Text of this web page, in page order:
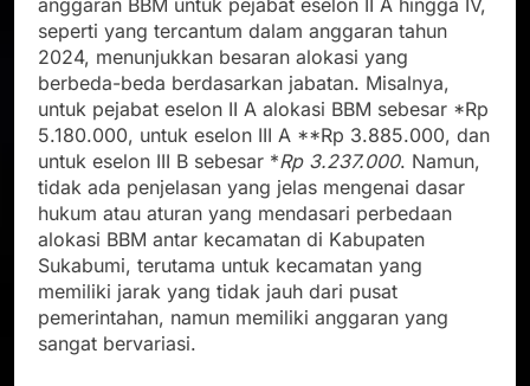
seperti yang tercantum dalam anggaran tahun
2024, menunjukkan besaran alokasi yang
berbeda-beda berdasarkan jabatan. Misalnya,
untuk pejabat eselon II A alokasi BBM sebesar *Rp
5.180.000, untuk eselon III A **Rp 3.885.000, dan
untuk eselon III B sebesar *Rp 3.237.000. Namun,
tidak ada penjelasan yang jelas mengenai dasar
hukum atau aturan yang mendasari perbedaan
alokasi BBM antar kecamatan di Kabupaten
Sukabumi, terutama untuk kecamatan yang
memiliki jarak yang tidak jauh dari pusat
pemerintahan, namun memiliki anggaran yang
sangat bervariasi.